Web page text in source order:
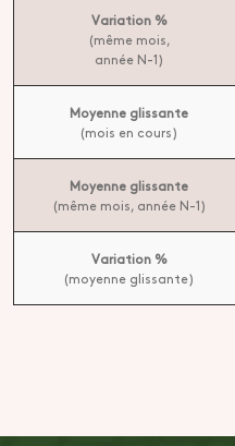
Variation %
(même mois,
année N-1)
Moyenne glissante
(mois en cours)
Moyenne glissante
(même mois, année N-1)
Variation %
(moyenne glissante)